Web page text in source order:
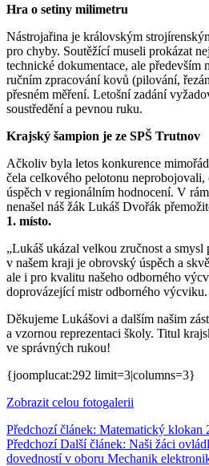
Hra o setiny milimetru
Nástrojařina je královským
pro chyby. Soutěžící museli prokázat
technické dokumentace, ale především
ručním zpracování kovů (pilování,
přesném měření. Letošní zadání
soustředění a pevnou ruku.
Krajský šampion je ze SPŠ Trutnov
Ačkoliv byla letos konkurence
čela celkového pelotonu
úspěch v regionálním hodnocení. V
nenašel náš žák Lukáš Dvořák
1. místo.
„Lukáš ukázal velkou zručnost a
v našem kraji je obrovský úspěch a
ale i pro kvalitu našeho odborného
doprovázející mistr odborného výcviku.
Děkujeme Lukášovi a dalším našim
a vzornou reprezentaci školy. Titul
ve správných rukou!
{joomplucat:292 limit=3|columns=3}
Zobrazit celou fotogalerii
Předchozí článek: Matematický klokan
Předchozí Další článek: Naši žáci
dovedností v oboru Mechanik